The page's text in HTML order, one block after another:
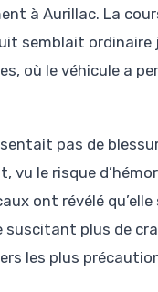
à Aurillac. La
semblait ordinaire
où le véhicule a
pas de
le risque
ont révélé
plus de
les plus